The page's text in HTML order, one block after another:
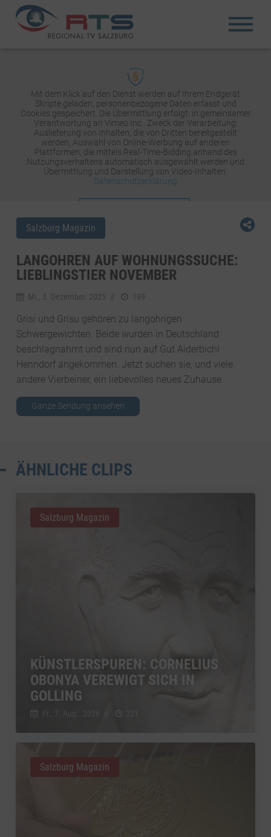
Mit dem Klick auf den Dienst werden auf Ihrem Endgerät
Skripte geladen, personenbezogene Daten erfasst und
Cookies gespeichert. Die Übermittlung erfolgt: in gemeinsamer
Verantwortung an Vimeo Inc.. Zweck der Verarbeitung:
Auslieferung von Inhalten, die von Dritten bereitgestellt
werden, Auswahl von Online-Werbung auf anderen
Plattformen, die mittels Real-Time-Bidding anhand des
Nutzungsverhaltens automatisch ausgewählt werden und
Übermittlung und Darstellung von Video-Inhalten.
Datenschutzerklärung
Salzburg Magazin
LANGOHREN AUF WOHNUNGSSUCHE:
LIEBLINGSTIER NOVEMBER
Mi., 3. Dezember. 2025 199
Grisi und Grisu gehören zu langohrigen
Schwergewichten. Beide wurden in Deutschland
beschlagnahmt und sind nun auf Gut Aiderbichl
Henndorf angekommen. Jetzt suchen sie, und viele
andere Vierbeiner, ein liebevolles neues Zuhause.
Ganze Sendung ansehen
ÄHNLICHE CLIPS
KÜNSTLERSPUREN: CORNELIUS
OBONYA VEREWIGT SICH IN
GOLLING
Fr., 7. Aug.. 2026
Salzburg Magazin
Salzburg Magazin